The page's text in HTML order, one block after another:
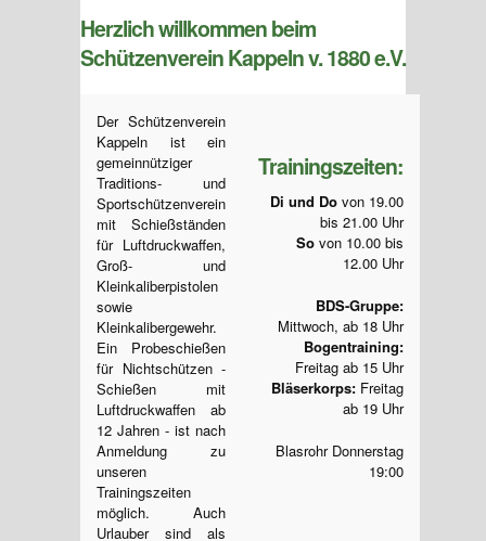
Herzlich willkommen beim
Schützenverein Kappeln v. 1880 e.V.
Der Schützenverein
Kappeln ist ein
gemeinnütziger
Traditions- und
Sportschützenverein
mit Schießständen
für Luftdruckwaffen,
Groß- und
Kleinkaliberpistolen
sowie
Kleinkalibergewehr.
Ein Probeschießen
für Nichtschützen -
Schießen mit
Luftdruckwaffen ab
12 Jahren - ist nach
Anmeldung zu
unseren
Trainingszeiten
möglich. Auch
Urlauber sind als
Trainingszeiten:
Di und Do von 19.00
bis 21.00 Uhr
So von 10.00 bis
12.00 Uhr
BDS-Gruppe:
Mittwoch, ab 18 Uhr
Bogentraining:
Freitag ab 15 Uhr
Bläserkorps: Freitag
ab 19 Uhr
Blasrohr Donnerstag
19:00